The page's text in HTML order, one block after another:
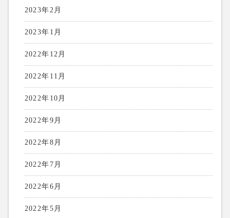
2023年2月
2023年1月
2022年12月
2022年11月
2022年10月
2022年9月
2022年8月
2022年7月
2022年6月
2022年5月